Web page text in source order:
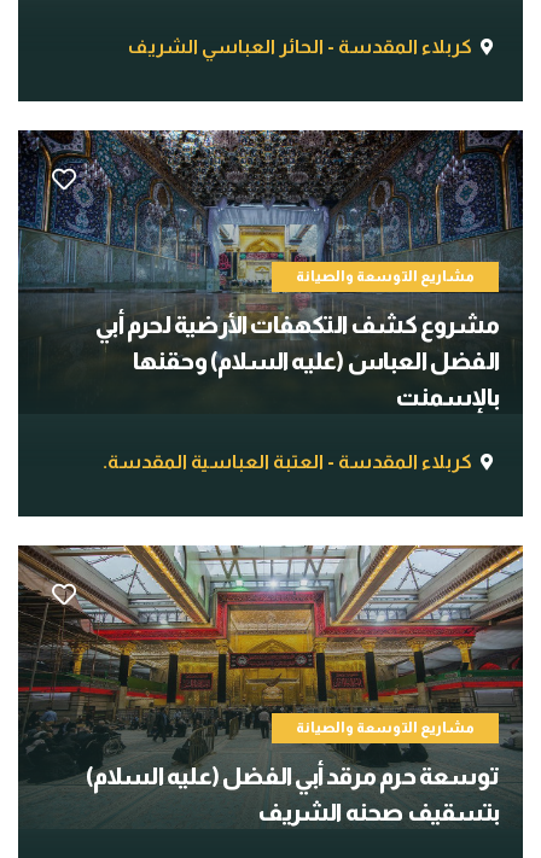
كربلاء المقدسة - الحائر العباسي الشريف
مشاريع التوسعة والصيانة
مشروع كشف التكهفات الأرضية لحرم أبي
الفضل العباس (عليه السلام) وحقنها
بالإسمنت
كربلاء المقدسة - العتبة العباسية المقدسة.
مشاريع التوسعة والصيانة
توسعة حرم مرقد أبي الفضل (عليه السلام)
بتسقيف صحنه الشريف